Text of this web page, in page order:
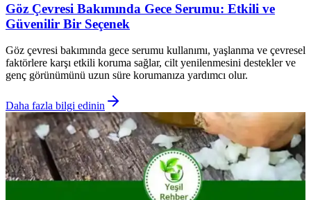
Göz Çevresi Bakımında Gece Serumu: Etkili ve
Güvenilir Bir Seçenek
Göz çevresi bakımında gece serumu kullanımı, yaşlanma ve çevresel
faktörlere karşı etkili koruma sağlar, cilt yenilenmesini destekler ve
genç görünümünü uzun süre korumanıza yardımcı olur.
Daha fazla bilgi edinin